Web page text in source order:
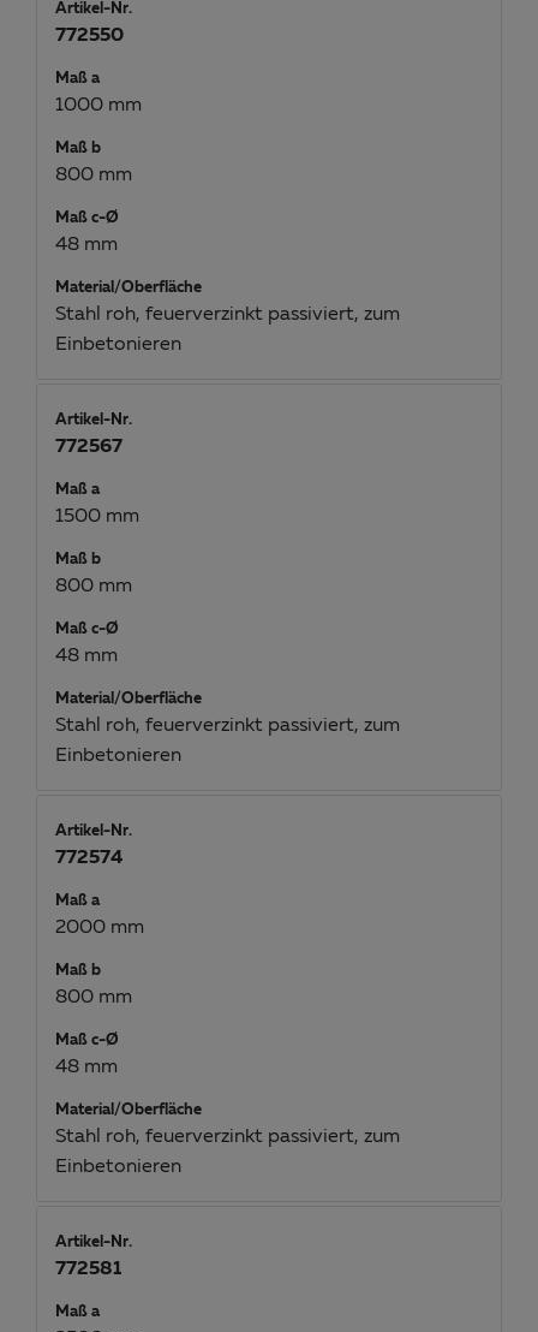
Artikel-Nr.
772550
Maß a
1000 mm
Maß b
800 mm
Maß c-Ø
48 mm
Material/Oberfläche
Stahl roh, feuerverzinkt passiviert, zum
Einbetonieren
Artikel-Nr.
772567
Maß a
1500 mm
Maß b
800 mm
Maß c-Ø
48 mm
Material/Oberfläche
Stahl roh, feuerverzinkt passiviert, zum
Einbetonieren
Artikel-Nr.
772574
Maß a
2000 mm
Maß b
800 mm
Maß c-Ø
48 mm
Material/Oberfläche
Stahl roh, feuerverzinkt passiviert, zum
Einbetonieren
Artikel-Nr.
772581
Maß a